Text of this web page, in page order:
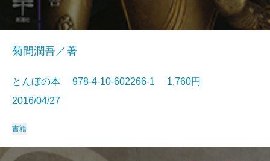
菊間潤吾／著
とんぼの本 978-4-10-602266-1 1,760円
2016/04/27
書籍